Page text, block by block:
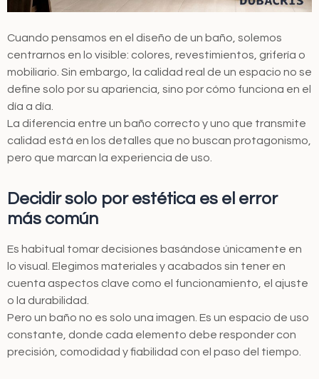
Cuando pensamos en el diseño de un baño, solemos
centrarnos en lo visible: colores, revestimientos, grifería o
mobiliario. Sin embargo, la calidad real de un espacio no se
define solo por su apariencia, sino por cómo funciona en el
día a día.
La diferencia entre un baño correcto y uno que transmite
calidad está en los detalles que no buscan protagonismo,
pero que marcan la experiencia de uso.
Decidir solo por estética es el error
más común
Es habitual tomar decisiones basándose únicamente en
lo visual. Elegimos materiales y acabados sin tener en
cuenta aspectos clave como el funcionamiento, el ajuste
o la durabilidad.
Pero un baño no es solo una imagen. Es un espacio de uso
constante, donde cada elemento debe responder con
precisión, comodidad y fiabilidad con el paso del tiempo.